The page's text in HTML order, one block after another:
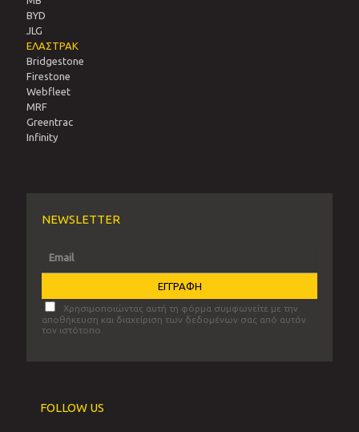
BYD
JLG
ΕΛΑΣΤΡΑΚ
Bridgestone
Firestone
Webfleet
MRF
Greentrac
Infinity
NEWSLETTER
Χρησιμοποιώντας αυτή τη φόρμα συμφωνείτε με την
αποθήκευση και διαχείριση των δεδομένων σας από αυτόν
τον ιστότοπο.
FOLLOW US